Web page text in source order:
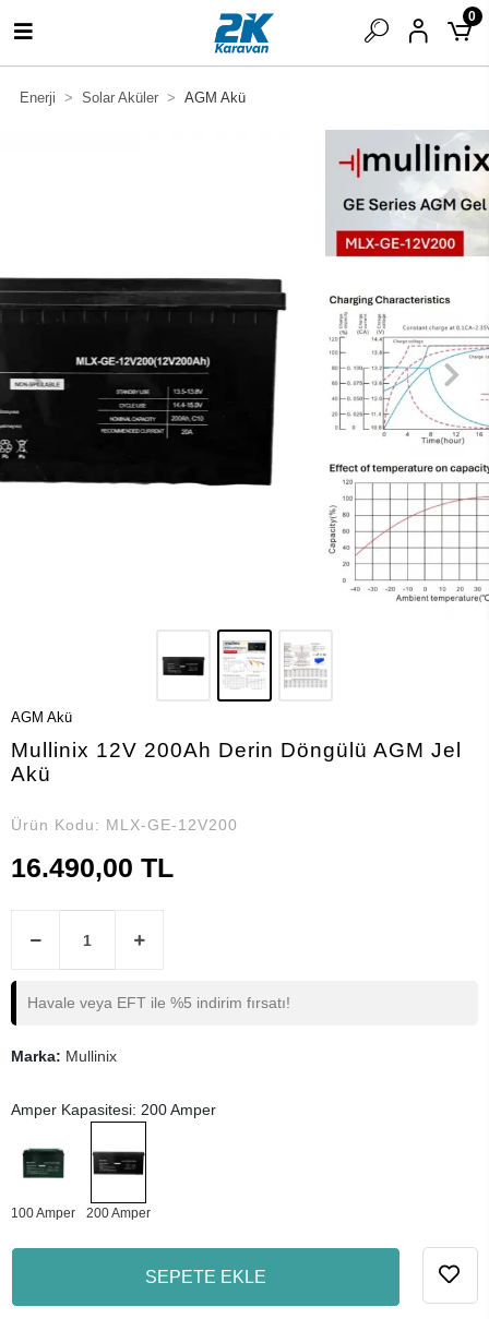
0
Enerji Solar Aküler AGM Akü
AGM Akü
Mullinix 12V 200Ah Derin Döngülü AGM Jel
Akü
Ürün Kodu: MLX-GE-12V200
16.490,00 TL
Havale veya EFT ile %5 indirim fırsatı!
Marka: Mullinix
Amper Kapasitesi: 200 Amper
100 Amper 200 Amper
SEPETE EKLE